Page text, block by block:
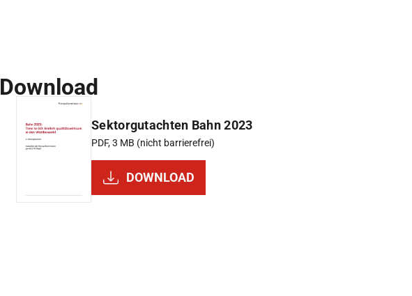
Download
Sektorgutachten Bahn 2023
PDF, 3 MB (nicht barrierefrei)
DOWNLOAD